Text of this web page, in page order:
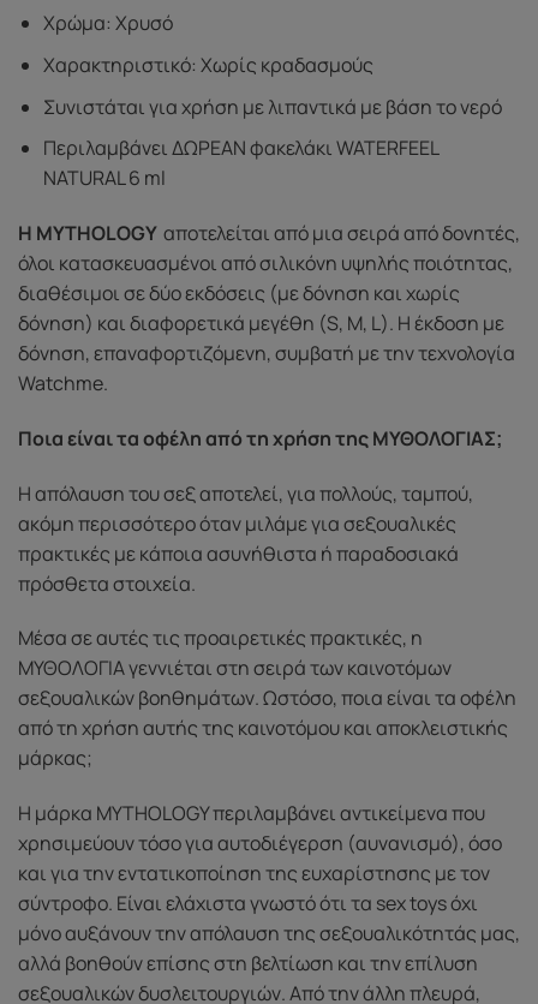
Χρώμα: Χρυσό
Χαρακτηριστικό: Χωρίς κραδασμούς
Συνιστάται για χρήση με λιπαντικά με βάση το νερό
Περιλαμβάνει ΔΩΡΕΑΝ φακελάκι WATERFEEL
NATURAL 6 ml
Η MYTHOLOGY αποτελείται από μια σειρά από δονητές,
όλοι κατασκευασμένοι από σιλικόνη υψηλής ποιότητας,
διαθέσιμοι σε δύο εκδόσεις (με δόνηση και χωρίς
δόνηση) και διαφορετικά μεγέθη (S, M, L). Η έκδοση με
δόνηση, επαναφορτιζόμενη, συμβατή με την τεχνολογία
Watchme.
Ποια είναι τα οφέλη από τη χρήση της ΜΥΘΟΛΟΓΙΑΣ;
Η απόλαυση του σεξ αποτελεί, για πολλούς, ταμπού,
ακόμη περισσότερο όταν μιλάμε για σεξουαλικές
πρακτικές με κάποια ασυνήθιστα ή παραδοσιακά
πρόσθετα στοιχεία.
Μέσα σε αυτές τις προαιρετικές πρακτικές, η
ΜΥΘΟΛΟΓΙΑ γεννιέται στη σειρά των καινοτόμων
σεξουαλικών βοηθημάτων. Ωστόσο, ποια είναι τα οφέλη
από τη χρήση αυτής της καινοτόμου και αποκλειστικής
μάρκας;
Η μάρκα MYTHOLOGY περιλαμβάνει αντικείμενα που
χρησιμεύουν τόσο για αυτοδιέγερση (αυνανισμό), όσο
και για την εντατικοποίηση της ευχαρίστησης με τον
σύντροφο. Είναι ελάχιστα γνωστό ότι τα sex toys όχι
μόνο αυξάνουν την απόλαυση της σεξουαλικότητάς μας,
αλλά βοηθούν επίσης στη βελτίωση και την επίλυση
σεξουαλικών δυσλειτουργιών. Από την άλλη πλευρά,